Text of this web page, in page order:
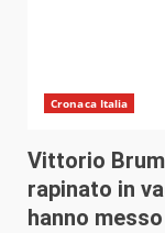
Cronaca Italia
Vittorio
rapinato in
hanno